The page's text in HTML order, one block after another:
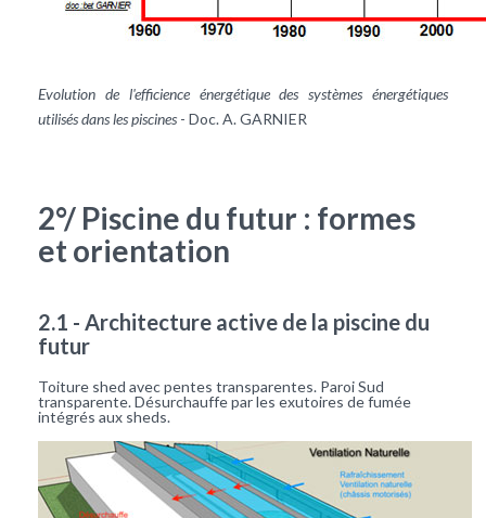
Evolution de l'efficience énergétique des systèmes énergétiques
utilisés dans les piscines - Doc. A. GARNIER
2°/ Piscine du futur : formes
et orientation
2.1 - Architecture active de la piscine du
futur
Toiture shed avec pentes transparentes. Paroi Sud
transparente. Désurchauffe par les exutoires de fumée
intégrés aux sheds.